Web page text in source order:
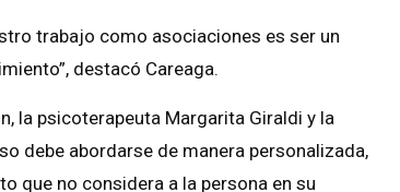
trabajo como asociaciones es ser un
destacó Careaga.
la psicoterapeuta Margarita Giraldi y la
debe abordarse de manera personalizada,
que no considera a la persona en su